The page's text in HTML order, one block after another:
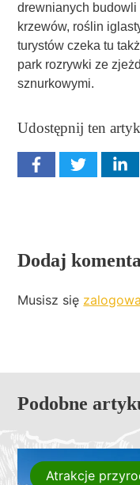
drewnianych
krzewów, roślin
turystów czeka tu
park rozrywki ze
sznurkowymi.
Udostępnij ten
Dodaj
Musisz się
Podobne
Atrakcje